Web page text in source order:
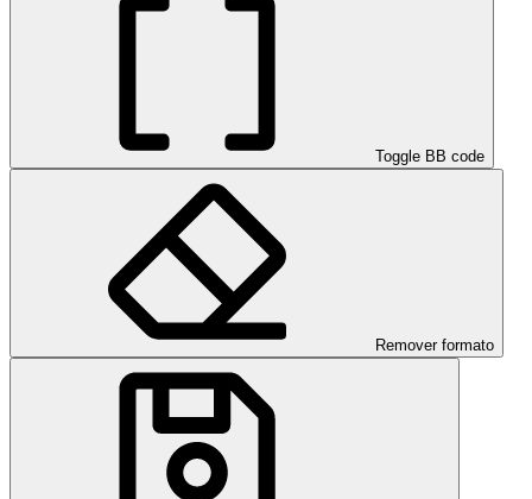
Toggle BB code
Remover formato